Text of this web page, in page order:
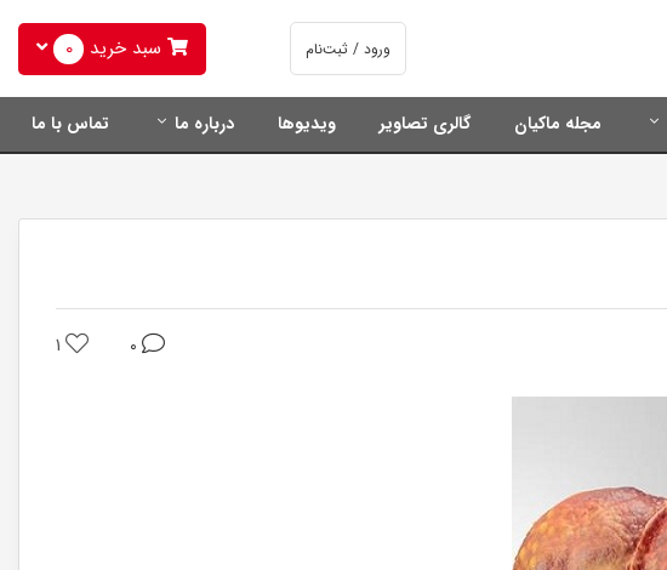
ورود / ثبت‌نام سبد خرید 0
مجله ماکیان گالری تصاویر ویدیوها درباره ما تماس با ما
0
1